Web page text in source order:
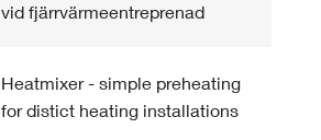
vid fjärrvärmeentreprenad
Heatmixer - simple preheating
for distict heating installations